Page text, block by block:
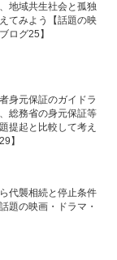
地域共生社会と孤独
てみよう【話題の映
ログ25】
身元保証のガイドラ
総務省の身元保証等
提起と比較して考え
】
代襲相続と停止条件
題の映画・ドラマ・